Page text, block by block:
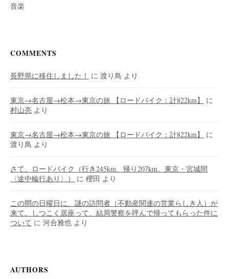
音楽
COMMENTS
長野県に移住しました！ に 渡り鳥 より
東京→名古屋→松本→東京の旅 【ロードバイク：計822km】
に
村山亮 より
東京→名古屋→松本→東京の旅 【ロードバイク：計822km】
に
渡り鳥 より
さて、ロードバイク（行き245km、帰り207km、東京・宮城間
〈途中輪行あり〉）
に 櫻田 より
この間の日曜日に、謎の訪問者（不動産関連の営業らしき人）が
来て、しつこく居座って、結局警察を呼んで帰ってもらった件に
ついて に 河合雅也 より
AUTHORS